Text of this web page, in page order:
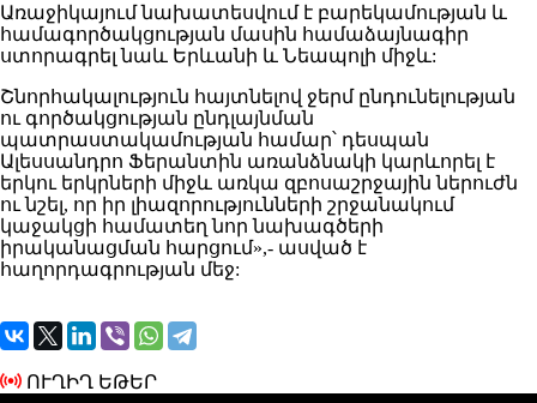
Առաջիկայում նախատեսվում է բարեկամության և
համագործակցության մասին համաձայնագիր
ստորագրել նաև Երևանի և Նեապոլի միջև:
Շնորհակալություն հայտնելով ջերմ ընդունելության
ու գործակցության ընդլայնման
պատրաստակամության համար՝ դեսպան
Ալեսսանդրո Ֆերանտին առանձնակի կարևորել է
երկու երկրների միջև առկա զբոսաշրջային ներուժն
ու նշել, որ իր լիազորությունների շրջանակում
կաջակցի համատեղ նոր նախագծերի
իրականացման հարցում»,- ասված է
հաղորդագրության մեջ:
ՈՒՂԻՂ ԵԹԵՐ